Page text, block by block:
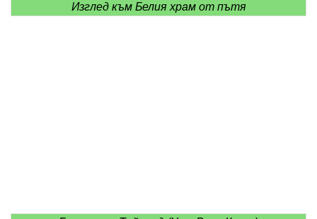
Изглед към Белия храм от пътя